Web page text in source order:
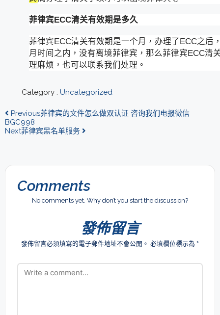
菲律宾ECC清关有效期是多久
菲律宾ECC清关有效期是一个月，办理了ECC之
月时间之内，没有离境菲律宾，那么菲律宾ECC清
理麻烦，也可以联系我们处理。
Category : Uncategorized
Previous菲律宾的文件怎么做双认证 咨询我们电报微信
BGC998
Next菲律宾黑名单服务
Comments
No comments yet. Why don’t you start the discussion?
發佈留言
發佈留言必須填寫的電子郵件地址不會公開。 必填欄位標示為 *